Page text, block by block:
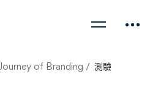
of Branding
測驗